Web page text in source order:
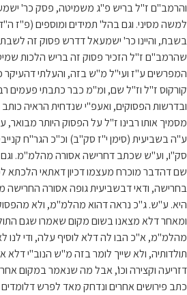
והרמב"ם ז"ל בריש פ"ג משמיטה, פסק כר'
למשה מסיני. וגם בהל' תמידים ומוספים (פ"ז
בשבת, והיינו כר' ישמעאל דדרש פסוק זה
שהרמב"ם ז"ל הזכיר פסוק זה בריש הלכות
המפרשים ע"ז ועי"ל מ"ש בזה, והעלתי דהעיקר
קורקוס ז"ל וז"ל שם, ומ"מ כבר כתבתי פעמים
ובדרשות הפסוקים, ואעפ"י שנדחית הראיה כותב
מסמיך אותו רבינו ז"ל על הפסוק היותר מבואר,
ע"ה בשביעית (סימן י"ז סק"ב) וכ"כ הגר"ח
סק"ו, וע"ש שכתב דחרישה אסורה מהלמ"מ.
שם דהדבר מוכרח מעצמו דכיון דאתאי הלכתא
בחרישה, ודאי דבשביעית גופה אסורה החרישה
היא. ע"ש. ג"כ נראה דהוא מהלמ"מ, ולא
ומאחר דלא מצאנו בשום מקום שאמרו שגם
מהלמ"מ, א"כ הבו לה דלא לוסיף עלה, ודי לנו
תולדותיה, ולא שייך לומר בזה מ"ש הנוב"י דלא
דזריעה וקצירה וכו', אבל מה שנאמר במקום
כתב פירושים אחרים ונדחק מאד לפרש